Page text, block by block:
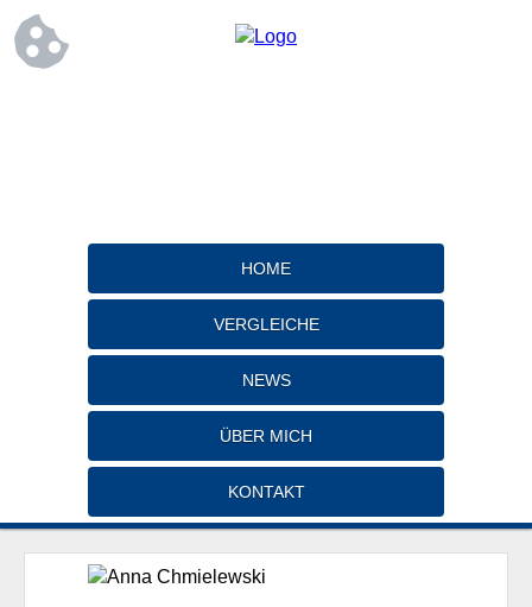
HOME
VERGLEICHE
NEWS
ÜBER MICH
KONTAKT